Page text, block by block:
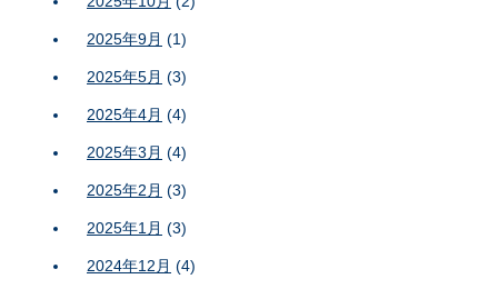
2025年9月 (1)
2025年5月 (3)
2025年4月 (4)
2025年3月 (4)
2025年2月 (3)
2025年1月 (3)
2024年12月 (4)